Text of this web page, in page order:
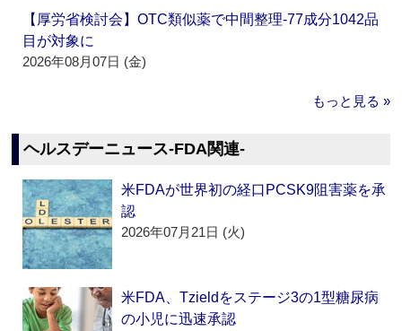
【厚労省検討会】OTC類似薬で中間整理‐77成分1042品
目が対象に
2026年08月07日 (金)
もっと見る »
ヘルスデーニュース‐FDA関連‐
米FDAが世界初の経口PCSK9阻害薬を承
認
2026年07月21日 (火)
米FDA、Tzieldをステージ3の1型糖尿病
の小児に迅速承認